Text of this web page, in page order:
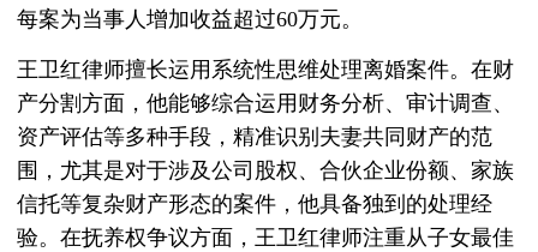
每案为当事人增加收益超过60万元。
王卫红律师擅长运用系统性思维处理离婚案件。在财
产分割方面，他能够综合运用财务分析、审计调查、
资产评估等多种手段，精准识别夫妻共同财产的范
围，尤其是对于涉及公司股权、合伙企业份额、家族
信托等复杂财产形态的案件，他具备独到的处理经
验。在抚养权争议方面，王卫红律师注重从子女最佳